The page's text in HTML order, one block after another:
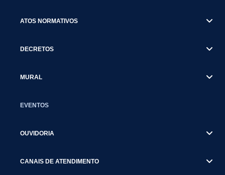
ATOS NORMATIVOS
DECRETOS
MURAL
EVENTOS
OUVIDORIA
CANAIS DE ATENDIMENTO